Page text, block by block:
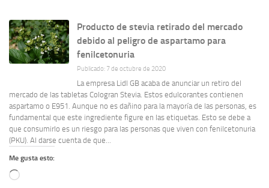
Producto de stevia retirado del mercado
debido al peligro de aspartamo para
fenilcetonuria
Publicado: 7 de octubre de 2020
La empresa Lidl GB acaba de anunciar un retiro del
mercado de las tabletas Cologran Stevia. Estos edulcorantes contienen
aspartamo o E951. Aunque no es dañino para la mayoría de las personas, es
fundamental que este ingrediente figure en las etiquetas. Esto se debe a
que consumirlo es un riesgo para las personas que viven con fenilcetonuria
(PKU). Al darse cuenta de que...
Me gusta esto:
Cargando...